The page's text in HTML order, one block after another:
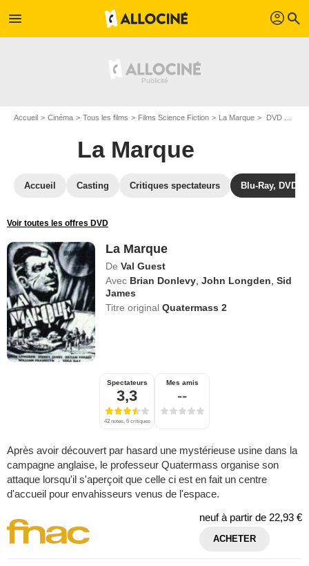
menu profil search
Accueil Cinéma Tous les films Films Science Fiction La Marque DVD La Marque
La Marque
Accueil Casting Critiques spectateurs Blu-Ray, DVD
Voir toutes les offres DVD
La Marque
De Val Guest
Avec Brian Donlevy ,John Longden ,Sid
James
Titre originalQuatermass 2
Spectateurs
3,3
42 notes, 6 critiques
Mes amis
--
Après avoir découvert par hasard une mystérieuse usine dans la
campagne anglaise, le professeur Quatermass organise son
attaque lorsqu'il s'aperçoit que celle ci est en fait un centre
d'accueil pour envahisseurs venus de l'espace.
neuf à partir de 22,93 €
ACHETER